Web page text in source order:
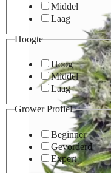
Middel
Laag
Hoogte
Hoog
Middel
Laag
Grower Profiel
Beginner
Gevorderd
Expert